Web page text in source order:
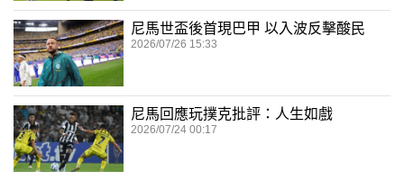
尼馬世盃後首現巴甲 以入波反擊酸民
2026/07/26 15:33
尼馬回應玩撲克批評：人生如戲
2026/07/24 00:17